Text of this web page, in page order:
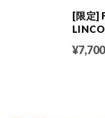
[限定]
¥7,700